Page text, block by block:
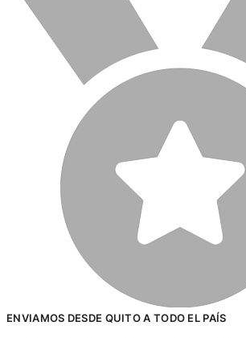
ENVIAMOS DESDE QUITO A TODO EL PAÍS